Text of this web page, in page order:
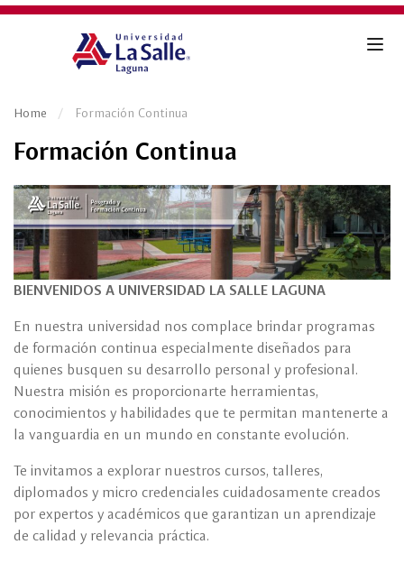
Home Formación Continua
Formación Continua
BIENVENIDOS A UNIVERSIDAD LA SALLE LAGUNA
En nuestra universidad nos complace brindar programas
de formación continua especialmente diseñados para
quienes busquen su desarrollo personal y profesional.
Nuestra misión es proporcionarte herramientas,
conocimientos y habilidades que te permitan mantenerte a
la vanguardia en un mundo en constante evolución.
Te invitamos a explorar nuestros cursos, talleres,
diplomados y micro credenciales cuidadosamente creados
por expertos y académicos que garantizan un aprendizaje
de calidad y relevancia práctica.